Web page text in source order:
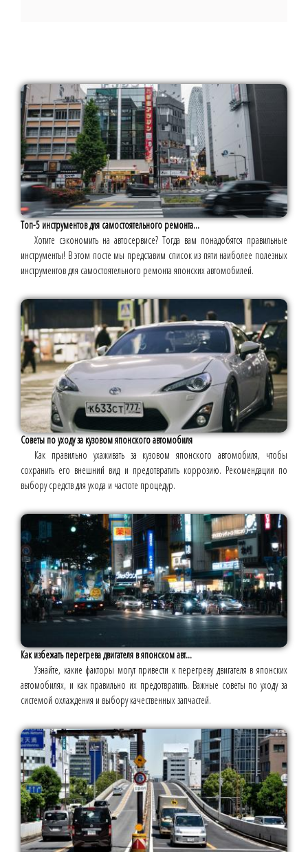
Топ-5 инструментов для самостоятельного ремонта...
Хотите сэкономить на автосервисе? Тогда вам понадобятся правильные
инструменты! В этом посте мы представим список из пяти наиболее полезных
инструментов для самостоятельного ремонта японских автомобилей.
Советы по уходу за кузовом японского автомобиля
Как правильно ухаживать за кузовом японского автомобиля, чтобы
сохранить его внешний вид и предотвратить коррозию. Рекомендации по
выбору средств для ухода и частоте процедур.
Как избежать перегрева двигателя в японском авт...
Узнайте, какие факторы могут привести к перегреву двигателя в японских
автомобилях, и как правильно их предотвратить. Важные советы по уходу за
системой охлаждения и выбору качественных запчастей.